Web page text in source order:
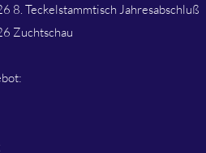
8. Teckelstammtisch Jahresabschluß
Zuchtschau